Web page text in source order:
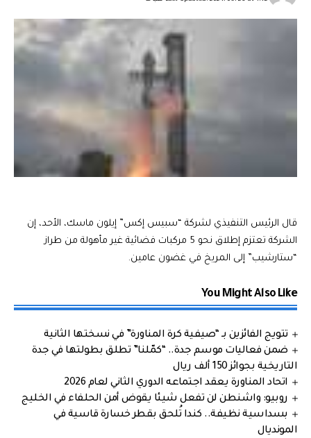
قال الرئيس التنفيذي لشركة “سبيس إكس” إيلون ماسك، الأحد، إن
الشركة تعتزم إطلاق نحو 5 مركبات فضائية غير مأهولة من طراز
“ستارشيب” إلى المريخ في غضون عامين.
You Might Also Like
تتويج الفائزين بـ “صيفية كرة المناورة” في نسختها الثانية
ضمن فعاليات موسم جدة.. “كمّلنا” تطلق بطولتها في جدة
التاريخية بجوائز 150 ألف ريال
اتحاد المناورة يعقد اجتماعه الدوري الثاني لعام 2026
روبيو: واشنطن لن تفعل شيئا يقوض أمن الحلفاء في الخليج
بسداسية نظيفة.. كندا تُلحق بقطر خسارة قاسية في
المونديال